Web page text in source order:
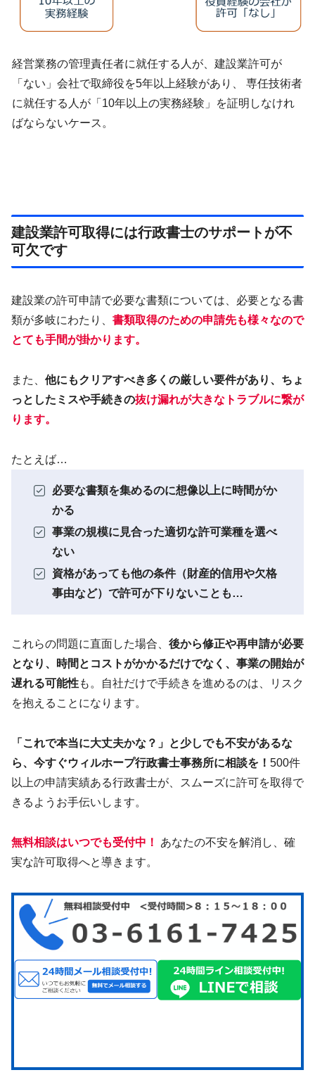
経営業務の管理責任者に就任する人が、建設業許可が
「ない」会社で取締役を5年以上経験があり、 専任技術者
に就任する人が「10年以上の実務経験」を証明しなけれ
ばならないケース。
建設業許可取得には行政書士のサポートが不
可欠です
建設業の許可申請で必要な書類については、必要となる書
類が多岐にわたり、 書類取得のための申請先も様々なので
とても手間が掛かります。
また、 他にもクリアすべき多くの厳しい要件があり、ちょ
っとしたミスや手続きの抜け漏れが大きなトラブルに繋が
ります。
たとえば…
必要な書類を集めるのに想像以上に時間がか
かる
事業の規模に見合った適切な許可業種を選べ
ない
資格があっても他の条件（財産的信用や欠格
事由など）で許可が下りないことも…
これらの問題に直面した場合、 後から修正や再申請が必要
となり、時間とコストがかかるだけでなく、事業の開始が
遅れる可能性も。自社だけで手続きを進めるのは、リスク
を抱えることになります。
「これで本当に大丈夫かな？」と少しでも不安があるな
ら、今すぐウィルホープ行政書士事務所に相談を！ 500件
以上の申請実績ある行政書士が、スムーズに許可を取得で
きるようお手伝いします。
無料相談はいつでも受付中！
あなたの不安を解消し、確
実な許可取得へと導きます。